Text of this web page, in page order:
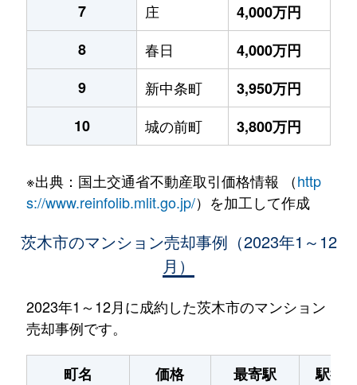
7
庄
4,000万円
8
春日
4,000万円
9
新中条町
3,950万円
10
城の前町 3,800万円
※出典：国土交通省不動産取引価格情報 （http
s://www.reinfolib.mlit.go.jp/）を加工して作成
茨木市のマンション売却事例（2023年1～12
月）
2023年1～12月に成約した茨木市のマンション
売却事例です。
町名 価格 最寄駅
駅徒